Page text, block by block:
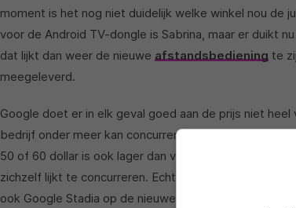
moment is het nog niet duidelijk welke winkel nou de
voor de Android TV-dongle is Sabrina, maar er duikt
dat lijkt dan weer de nieuwe afstandsbediening te
meegeleverd.
Google doet er in elk geval goed aan de prijs niet
bedrijf onder meer kan concurreren met de
50 of 60 dollar is ook lager dan voor de Chromecast
zichzelf lijkt te concurreren. Echter, op dit moment is
ook Google Stadia op de nieuwe Android TV-dongle